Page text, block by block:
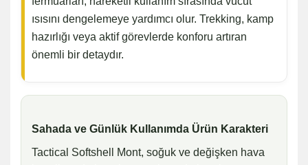
ısısını dengelemeye yardımcı olur. Trekking, kamp
hazırlığı veya aktif görevlerde konforu artıran
önemli bir detaydır.
Sahada ve Günlük Kullanımda Ürün Karakteri
Tactical Softshell Mont, soğuk ve değişken hava